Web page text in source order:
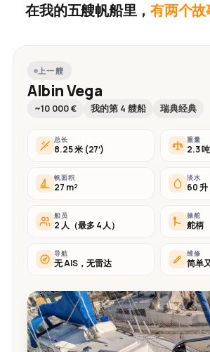
在我的五艘帆船里，有两个
上一艘
Albin Vega
~10 000 € 我的第 4 艘船 瑞典经典
总长
8.25 米 (27′)
重量
2.3 吨
帆面积
27 m²
淡水
60 升
船员
2 人（最多 4 人）
操舵
舵柄
导航
无 AIS，无雷达
维修
简单